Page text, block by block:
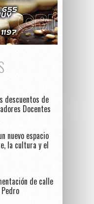
descuentos de
Docentes
nuevo espacio
la cultura y el
de calle